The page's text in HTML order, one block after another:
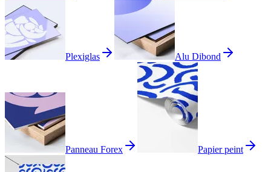
Plexiglas Alu Dibond
Panneau Forex Papier peint